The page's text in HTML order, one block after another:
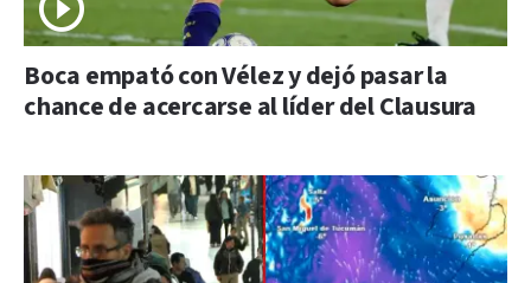
Boca empató con Vélez y dejó pasar la
chance de acercarse al líder del Clausura